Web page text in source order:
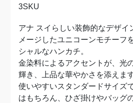
3SKU
アナ スイらしい装飾的なデザイ
メージしたユニコーンモチーフ
シャルなハンカチ。
金染料によるアクセントが、光
輝き、上品な華やかさを添えます
使いやすいスタンダードサイズ
はもちろん、ひざ掛けやバッグ